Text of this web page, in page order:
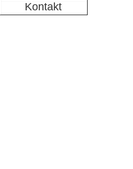
Kontakt